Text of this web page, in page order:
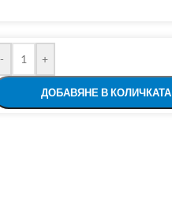
- +
ДОБАВЯНЕ В КОЛИЧКАТА